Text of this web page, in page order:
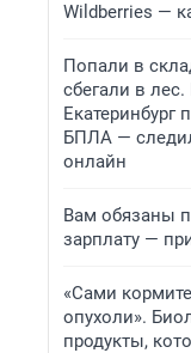
Wildberries —
Попали в
сбегали в лес.
Екатеринбург
БПЛА —
онлайн
Вам обязаны
зарплату —
«Сами
опухоли».
продукты,